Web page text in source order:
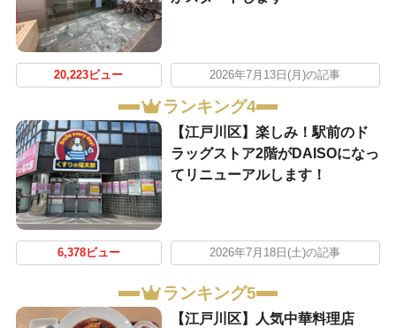
20,223ビュー 2026年7月13日(月)の記事
ランキング4
【江戸川区】楽しみ！駅前のド
ラッグストア2階がDAISOになっ
てリニューアルします！
6,378ビュー 2026年7月18日(土)の記事
ランキング5
【江戸川区】人気中華料理店